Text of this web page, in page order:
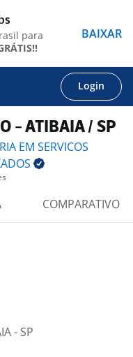
Login
- ATIBAIA / SP
EM SERVICOS
COMPARATIVO
- SP
para
BAIXAR